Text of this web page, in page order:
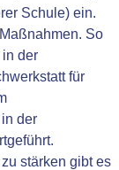
Schule) ein.
So
der
für
der
stärken gibt es